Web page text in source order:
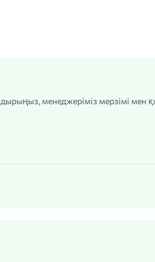
менеджеріміз мерзімі мен